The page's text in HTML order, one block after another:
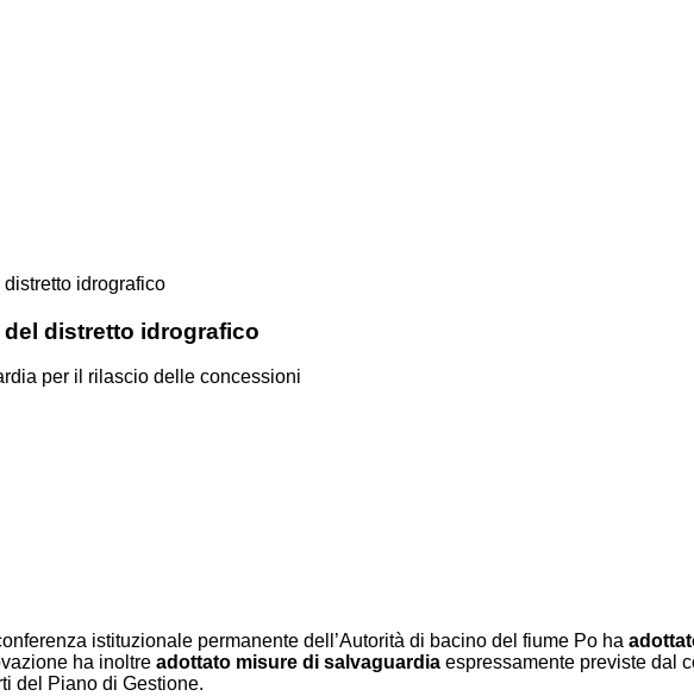
idrografico
distretto idrografico
per il rilascio delle concessioni
istituzionale permanente dell’Autorità di bacino del fiume Po ha
ha inoltre adottato misure di salvaguardia espressamente previste dal
del Piano di Gestione.